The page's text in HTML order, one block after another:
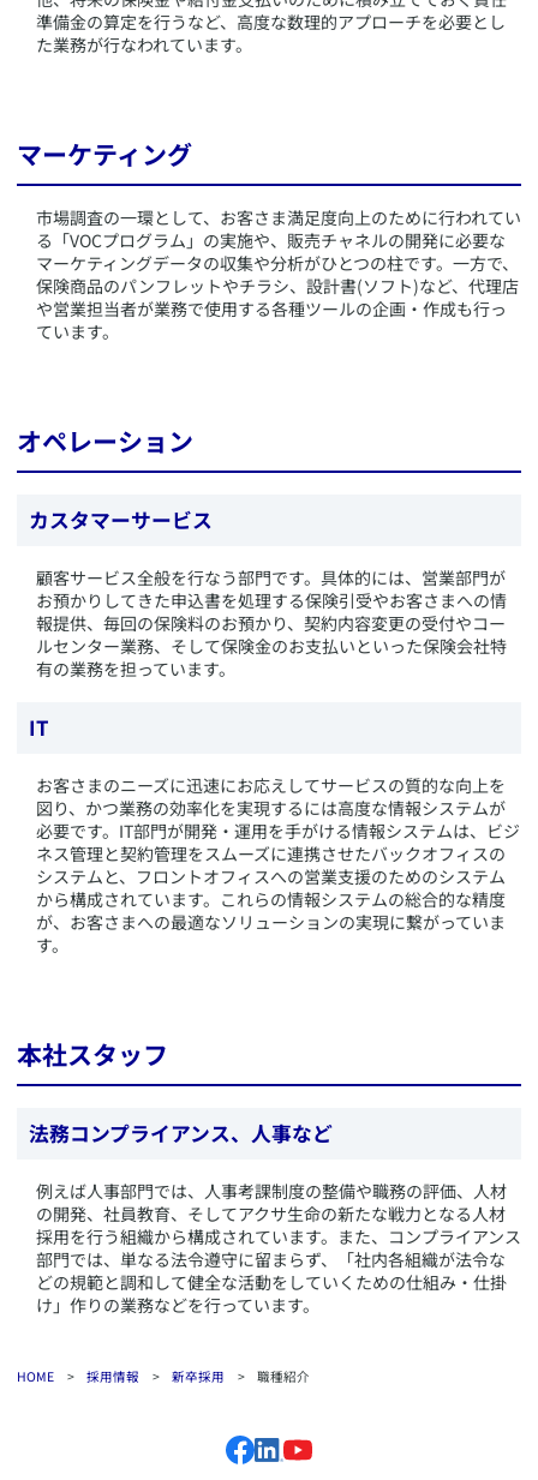
準備金の算定を行うなど、高度な数理的アプローチを必要とし
た業務が行なわれています。
マーケティング
​市場調査の一環として、お客さま満足度向上のために行われてい
る「VOCプログラム」の実施や、販売チャネルの開発に必要な
マーケティングデータの収集や分析がひとつの柱です。一方で、
保険商品のパンフレットやチラシ、設計書(ソフト)など、代理店
や営業担当者が業務で使用する各種ツールの企画・作成も行っ
ています。
オペレーション
カスタマーサービス
​顧客サービス全般を行なう部門です。具体的には、営業部門が
お預かりしてきた申込書を処理する保険引受やお客さまへの情
報提供、毎回の保険料のお預かり、契約内容変更の受付やコー
ルセンター業務、そして保険金のお支払いといった保険会社特
有の業務を担っています。
IT
​お客さまのニーズに迅速にお応えしてサービスの質的な向上を
図り、かつ業務の効率化を実現するには高度な情報システムが
必要です。IT部門が開発・運用を手がける情報システムは、ビジ
ネス管理と契約管理をスムーズに連携させたバックオフィスの
システムと、フロントオフィスへの営業支援のためのシステム
から構成されています。これらの情報システムの総合的な精度
が、お客さまへの最適なソリューションの実現に繋がっていま
す。
本社スタッフ
法務コンプライアンス、人事など
​例えば人事部門では、人事考課制度の整備や職務の評価、人材
の開発、社員教育、そしてアクサ生命の新たな戦力となる人材
採用を行う組織から構成されています。また、コンプライアンス
部門では、単なる法令遵守に留まらず、「社内各組織が法令な
どの規範と調和して健全な活動をしていくための仕組み・仕掛
け」作りの業務などを行っています。
HOME > 採用情報 > 新卒採用 > 職種紹介